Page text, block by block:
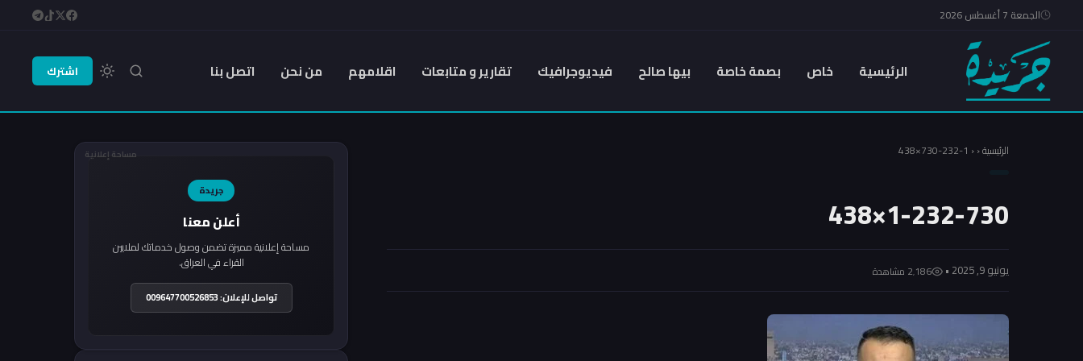
الجمعة 7 أغسطس 2026
الرئيسية خاص بصمة خاصة بيها صالح فيديوجرافيك تقارير و متابعات اقلامهم من نحن اتصل بنا اشترك
الرئيسية‹
‹
1-232-730×438
1-232-730×438
يونيو 9, 2025 • 2٬186 مشاهدة
مساحة إعلانية
جريدة
أعلن معنا
مساحة إعلانية مميزة تضمن وصول خدماتك لملايين
القراء في العراق.
تواصل للإعلان: 009647700526853